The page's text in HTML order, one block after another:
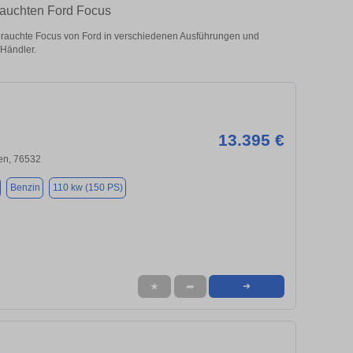
Ford Focus
Focus von Ford in verschiedenen Ausführungen und
13.395 €
76532
Benzin 110 kw (150 PS)
★ ➦ ➜